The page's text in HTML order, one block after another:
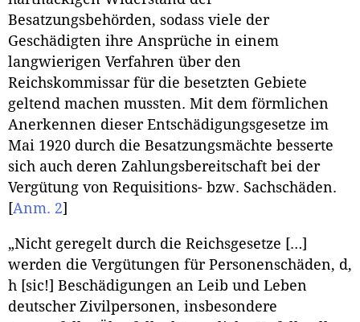
Besatzungsbehörden, sodass viele der
Geschädigten ihre Ansprüche in einem
langwierigen Verfahren über den
Reichskommissar für die besetzten Gebiete
geltend machen mussten. Mit dem förmlichen
Anerkennen dieser Entschädigungsgesetze im
Mai 1920 durch die Besatzungsmächte besserte
sich auch deren Zahlungsbereitschaft bei der
Vergütung von Requisitions- bzw. Sachschäden.
[Anm. 2]
„Nicht geregelt durch die Reichsgesetze […]
werden die Vergütungen für Personenschäden, d,
h [sic!] Beschädigungen an Leib und Leben
deutscher Zivilpersonen, insbesondere